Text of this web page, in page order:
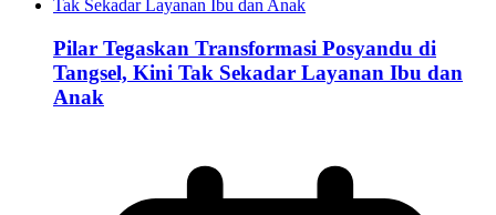
Pilar Tegaskan Transformasi Posyandu di
Tangsel, Kini Tak Sekadar Layanan Ibu dan
Anak